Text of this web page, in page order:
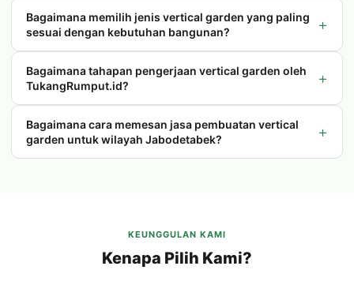
Bagaimana memilih jenis vertical garden yang paling
sesuai dengan kebutuhan bangunan?
+
Bagaimana tahapan pengerjaan vertical garden oleh
TukangRumput.id?
+
Bagaimana cara memesan jasa pembuatan vertical
garden untuk wilayah Jabodetabek?
+
KEUNGGULAN KAMI
Kenapa Pilih Kami?